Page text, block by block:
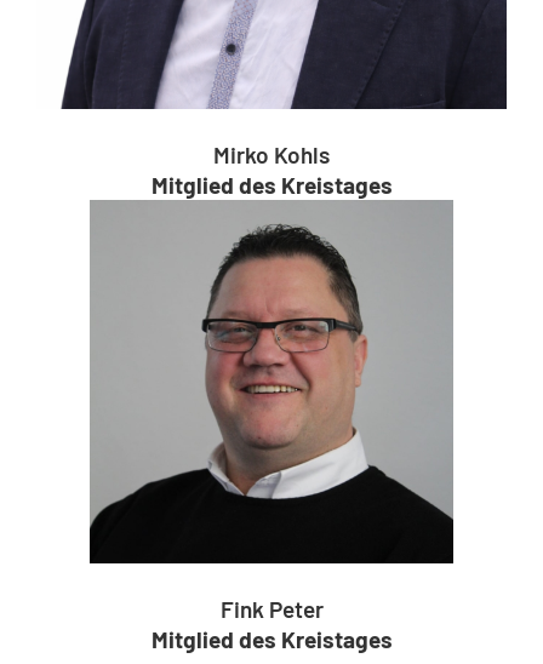
Mirko Kohls
Mitglied des Kreistages
Fink Peter
Mitglied des Kreistages